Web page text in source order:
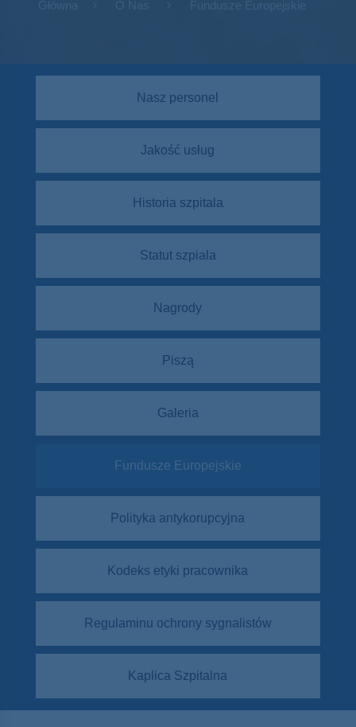
Główna O Nas Fundusze Europejskie
Nasz personel
Jakość usług
Historia szpitala
Statut szpiala
Nagrody
Piszą
Galeria
Fundusze Europejskie
Polityka antykorupcyjna
Kodeks etyki pracownika
Regulaminu ochrony sygnalistów
Kaplica Szpitalna